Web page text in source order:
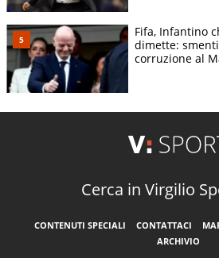
Fifa, Infantino
dimette:
corruzione al
Cerca in Virgilio
CONTENUTI SPECIALI CONTATTACI
ARCHIVIO